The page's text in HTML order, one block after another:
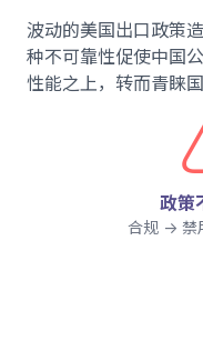
波动的美国出口政策
种不可靠性促使中国
性能之上，转而青睐国
政策
合规 -> 禁